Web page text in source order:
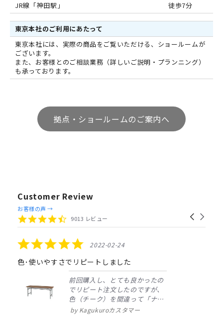
JR線「神田駅」
徒歩7分
東京本社のご利用にあたって
東京本社には、実際の商品をご覧いただける、ショールームが
ございます。
また、お客様とのご相談業務（詳しいご説明・プランニング）
も承っております。
拠点・ショールームのご案内へ
Customer Review
Reviews
carousel
Carousel
arrows
4.4
star
9013 レビュー
お客様の声 →
5.0
star
rating
2022-02-24
色･使いやすさでリピートしました
前回購入し、とても良かったの
でリピート注文したのですが、
色（チーク）を間違って「ナチ
ュラル」としてしまいました。
Kagukuroカスタマー